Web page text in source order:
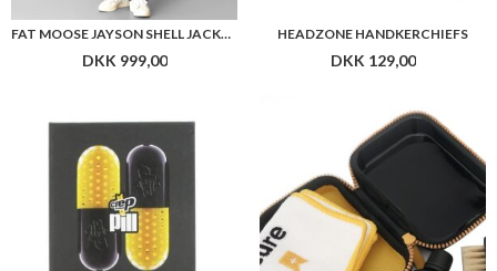
FAT MOOSE JAYSON SHELL JACKET
DKK 999,00
HEADZONE HANDKERCHIEFS
DKK 129,00